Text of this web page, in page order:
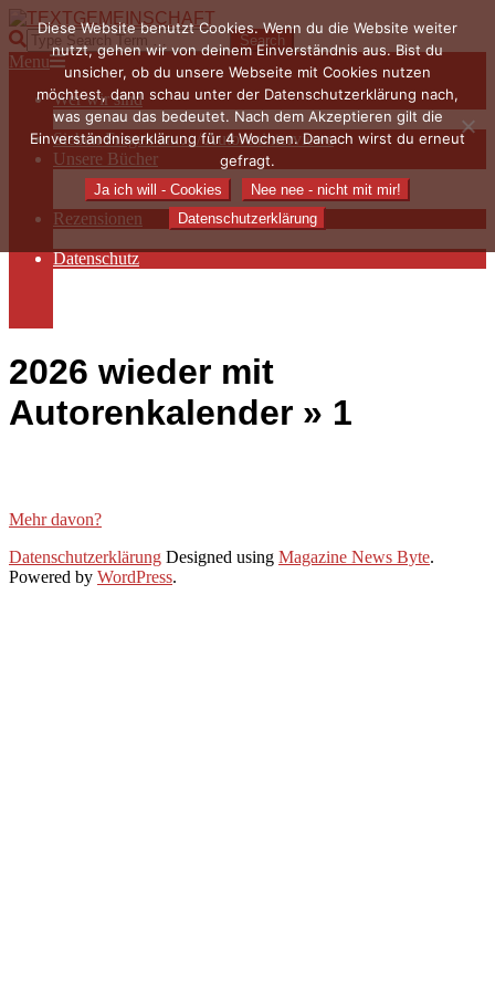
Skip
to
content
TEXTGEMEINSCHAFT
Search
Primary
Navigation
Menu
Menu
Wer wir sind
Die Hauptakteurinnen
Sieben Fragen an… / Autoreninterviews
Unsere Bücher
Autorenservices
Autorenprofile
Rezensionen
Datenschutz
2026 wieder mit
Autorenkalender » 1
Mehr davon?
2025-
08-
Datenschutzerklärung Designed using Magazine News Byte.
Powered by WordPress.
Diese Website benutzt Cookies. Wenn du die Website weiter
nutzt, gehen wir von deinem Einverständnis aus. Bist du
unsicher, ob du unsere Webseite mit Cookies nutzen
möchtest, dann schau unter der Datenschutzerklärung nach,
was genau das bedeutet. Nach dem Akzeptieren gilt die
Einverständniserklärung für 4 Wochen. Danach wirst du erneut
gefragt.
Ja ich will - Cookies
Nee nee - nicht mit mir!
Datenschutzerklärung